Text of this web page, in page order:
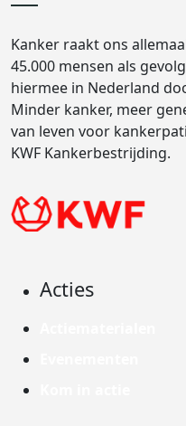
Kanker raakt ons
45.000 mensen als
hiermee in Nederland
Minder kanker, meer
van leven voor
KWF Kankerbestrijding.
Acties